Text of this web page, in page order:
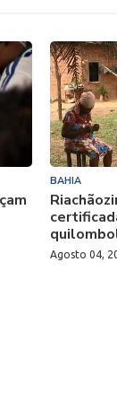
BAHIA
Agosto 04,